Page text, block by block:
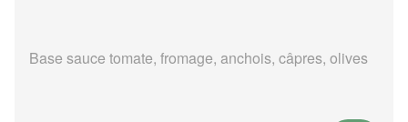
Base sauce tomate, fromage, anchois, câpres, olives